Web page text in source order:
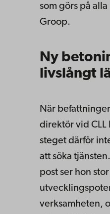
som görs på
Groop.
Ny
livslångt
När
direktör vid CLL
steget därför
att söka
post ser hon stor
verksamheten,